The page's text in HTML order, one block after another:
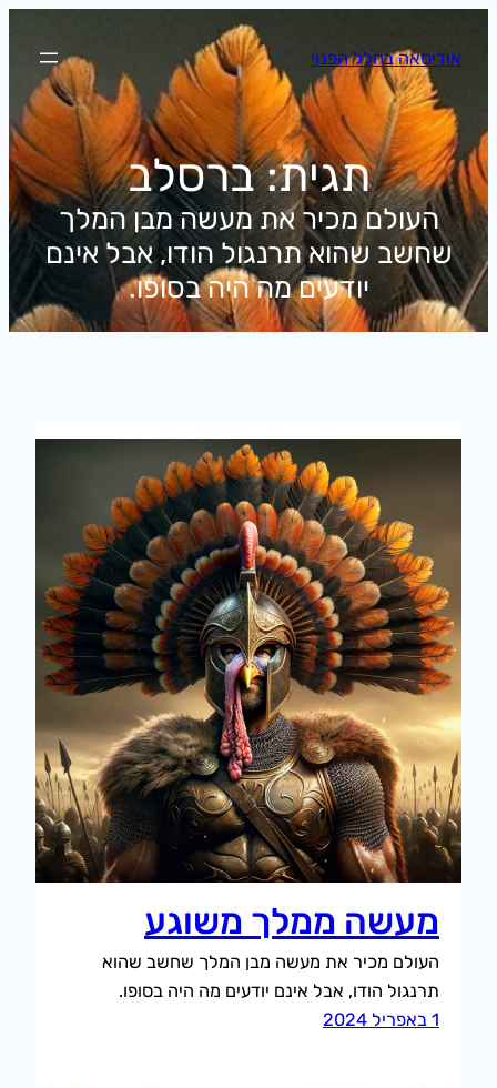
לתוכןאודיסאה בחלל הפנוי
תגית:ברסלב
העולם מכיר את מעשה מבן המלך
שחשב שהוא תרנגול הודו, אבל אינם
יודעים מה היה בסופו.
מעשה ממלך משוגע
העולם מכיר את מעשה מבן המלך שחשב שהוא
תרנגול הודו, אבל אינם יודעים מה היה בסופו.
1 באפריל 2024